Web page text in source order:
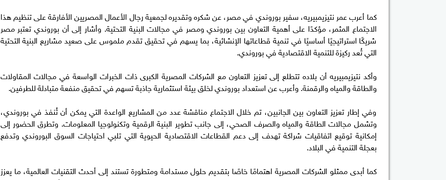
كما أعرب عمر نتيزيمبيريه، سفير بوروندي في مصر، عن شكره وتقديره لجمعية رجال الأعمال المصريين الأفارقة على تنظيم هذا
الاجتماع المثمر، مؤكدًا على أهمية التعاون بين بوروندي ومصر في مجالات البنية التحتية. وأشار إلى أن بوروندي تعتبر مصر
شريكًا استراتيجيًا أساسيًا في تنمية قطاعاتها الإنشائية، بما يسهم في تحقيق تقدم ملموس على صعيد مشاريع البنية التحتية
التي تُعد ركيزة للتنمية الاقتصادية في بوروندي.
وأكد نتيزيمبيريه أن بلاده تتطلع إلى تعزيز التعاون مع الشركات المصرية الكبرى ذات الخبرات الواسعة في مجالات المقاولات
والطاقة والمياه والرقمنة. وأعرب عن استعداد بوروندي لخلق بيئة استثمارية جاذبة تسهم في تحقيق منفعة متبادلة للطرفين.
وفي إطار تعزيز التعاون بين الجانبين، تم خلال الاجتماع مناقشة عدد من المشاريع الواعدة التي يمكن أن تُنفذ في بوروندي،
وتشمل مجالات الطاقة والمياه والصرف الصحي، إلى جانب تطوير البنية الرقمية وتكنولوجيا المعلومات. وتطرق الحضور إلى
إمكانية توقيع اتفاقيات شراكة تهدف إلى دعم القطاعات الاقتصادية الحيوية التي تلبي احتياجات السوق البوروندي وتدفع
بعجلة التنمية في البلاد.
كما أبدى ممثلو الشركات المصرية اهتمامًا خاصًا بتقديم حلول مستدامة ومتطورة تستند إلى أحدث التقنيات العالمية، ما يعزز